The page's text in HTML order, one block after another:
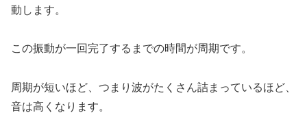
動します。
この振動が一回完了するまでの時間が周期です。
周期が短いほど、つまり波がたくさん詰まっているほど、
音は高くなります。